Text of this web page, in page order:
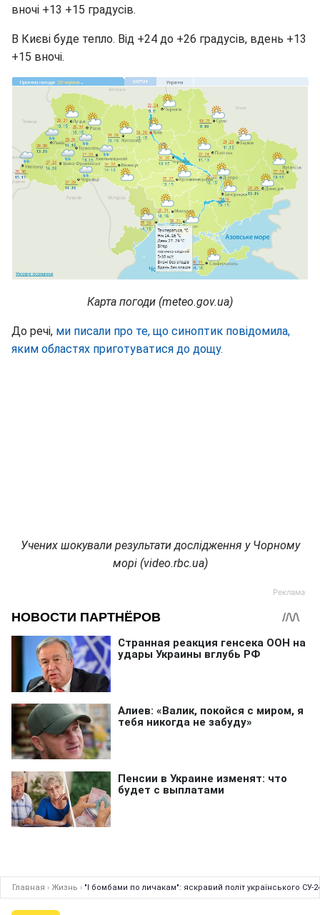
вночі +13 +15 градусів.
В Києві буде тепло. Від +24 до +26 градусів, вдень +13
+15 вночі.
Карта погоди (meteo.gov.ua)
До речі, ми писали про те, що синоптик повідомила,
яким областях приготуватися до дощу.
Учених шокували результати дослідження у Чорному
морі (video.rbc.ua)
Главная › Жизнь › "І бомбами по личакам": яскравий політ українського СУ-